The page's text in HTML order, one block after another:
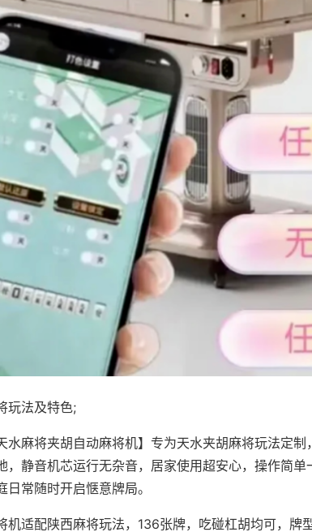
玩法及特色;
水麻将夹胡自动麻将机】专为天水夹胡麻将玩法定
，静音机芯运行无杂音，居家使用超安心，操作简
日常随时开启惬意牌局。
机适配陕西麻将玩法，136张牌，吃碰杠胡均可，牌